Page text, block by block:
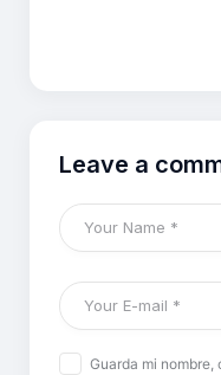
Leave a
Guarda mi